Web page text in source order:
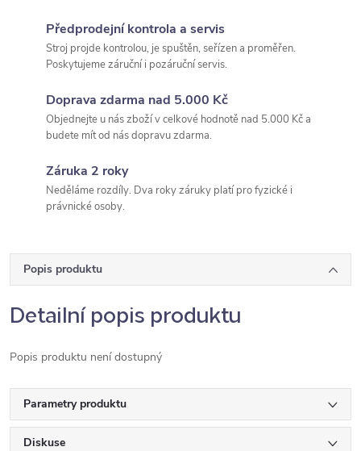
Předprodejní kontrola a servis
Stroj projde kontrolou, je spuštěn, seřízen a proměřen.
Poskytujeme záruční i pozáruční servis.
Doprava zdarma nad 5.000 Kč
Objednejte u nás zboží v celkové hodnotě nad 5.000 Kč a
budete mít od nás dopravu zdarma.
Záruka 2 roky
Neděláme rozdíly. Dva roky záruky platí pro fyzické i
právnické osoby.
Popis produktu
Detailní popis produktu
Popis produktu není dostupný
Parametry produktu
Diskuse